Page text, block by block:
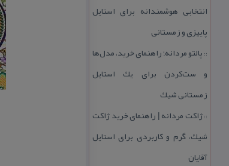
انتخابی هوشمندانه برای استایل
پاییزی و زمستانی
:: پالتو مردانه؛ راهنمای خرید، مدل‌ها
و ست‌كردن برای یك استایل
زمستانی شیك
::ژاكت مردانه | راهنمای خرید ژاكت
شیك، گرم و كاربردی برای استایل
آقایان